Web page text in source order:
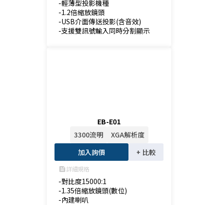
-輕薄型投影機種
-1.2倍縮放鏡頭
-USB介面傳送投影(含音效)
-支援雙訊號輸入同時分割顯示
EB-E01
3300流明
XGA解析度
加入詢價
+ 比較
feed詳細規格
-對比度15000:1
-1.35倍縮放鏡頭(數位)
-內建喇叭